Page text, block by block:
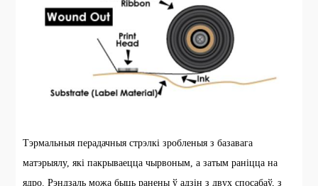
Тэрмальныя перадачныя стрэлкі зробленыя з базавага
матэрыялу, які пакрываецца чырвоным, а затым раніцца на
ядро. Рэндзаль можа быць ранены ў адзін з двух спосабаў, з